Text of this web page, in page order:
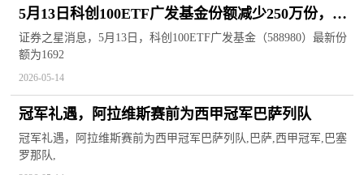
5月13日科创100ETF广发基金份额减少250万份，重
仓股源杰科技、华虹公司、睿创微纳
证券之星消息，5月13日，科创100ETF广发基金（588980）最新份
额为1692
2026-05-14
冠军礼遇，阿拉维斯赛前为西甲冠军巴萨列队
冠军礼遇，阿拉维斯赛前为西甲冠军巴萨列队,巴萨,西甲冠军,巴塞
罗那队,